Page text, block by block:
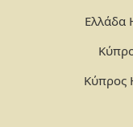
Ελλάδα
Κύπρος